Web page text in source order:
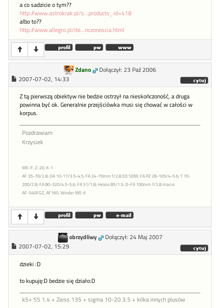
a co sadzicie o tym??
http://www.astrokrak.pl/s...products_id=418
albo to??
http://www.allegro.pl/ite...nczonoscia.html
Zdano
Dołączył: 23 Paź 2006
2007-07-02, 14:33
Z tą pierwszą obiektyw nie bedzie ostrzył na nieskończoność, a druga
powinna być ok. Generalnie przejściówka musi się chować w całości w
korpus.
Pozdrawiam
Krzysiek
ME-F; Z-20; K-1
AF 35-70/2.8; DA 10-17/3.5-4.5; FA 24-70mm f/2,8 ED SDM; FA PZ 28-105/4-5.6; T 70-
200/2.8; FA 80-320/4.5-5.6; FA 31/1.8; Helios 85/1.5; D-FA 100mm f/2.8 macro
AF-540FGZ, AF160, Winder ME-II
obrzydliwy
Dołączył: 24 Maj 2007
2007-07-02, 15:29
dzieki :D
to kupuję:D bedzie się działo:D
k5+ 55 1.4 + Zeiss 135 + sigma 10-20 3.5 + kilka innych plusów